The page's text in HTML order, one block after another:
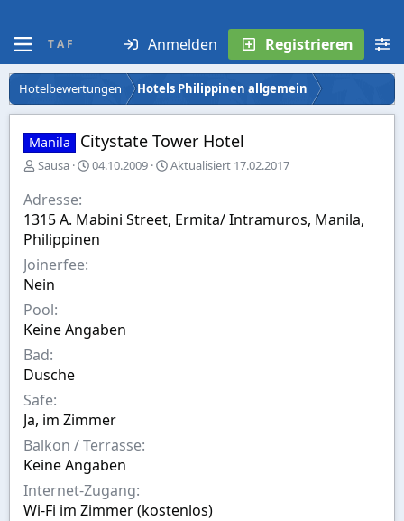
T A F Anmelden Registrieren
Hotelbewertungen Hotels Philippinen allgemein
Manila Citystate Tower Hotel
E
s
t
e
l
l
t
v
o
n
Sausa
A
w
a
h
04.10.2009 Aktualisiert 17.02.2017
Adresse
1315 A. Mabini Street, Ermita/ Intramuros, Manila,
Philippinen
Joinerfee
Nein
Pool
Keine Angaben
Bad
Dusche
Safe
Ja, im Zimmer
Balkon / Terrasse
Keine Angaben
Internet-Zugang
Wi-Fi im Zimmer (kostenlos)